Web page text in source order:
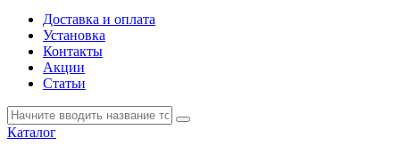
Доставка и оплата
Установка
Контакты
Акции
Статьи
Каталог